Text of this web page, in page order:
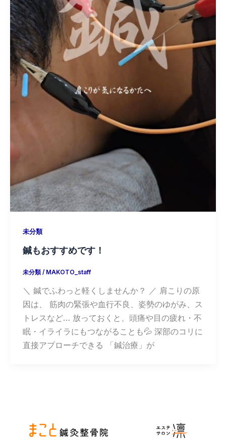
未分類
鍼もおすすめです！
未分類/ MAKOTO_staff
＼ 鍼でふわっと軽くしませんか？ ／ 肩こりの原
因は、 筋肉の緊張や血行不良、姿勢のゆがみ、ス
トレスなど… 放っておくと、頭痛や目の疲れ・不
眠・イライラにもつながることも💦 深部のコリに
直接アプローチできる 「鍼治療」が